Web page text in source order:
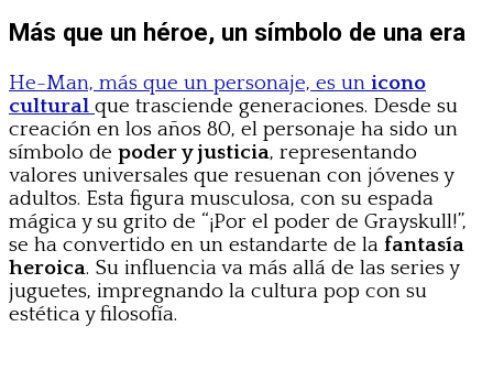
Más que un héroe, un símbolo de una era
He-Man, más que un personaje, es un icono
cultural que trasciende generaciones. Desde su
creación en los años 80, el personaje ha sido un
símbolo de poder y justicia, representando
valores universales que resuenan con jóvenes y
adultos. Esta figura musculosa, con su espada
mágica y su grito de “¡Por el poder de Grayskull!”,
se ha convertido en un estandarte de la fantasía
heroica. Su influencia va más allá de las series y
juguetes, impregnando la cultura pop con su
estética y filosofía.